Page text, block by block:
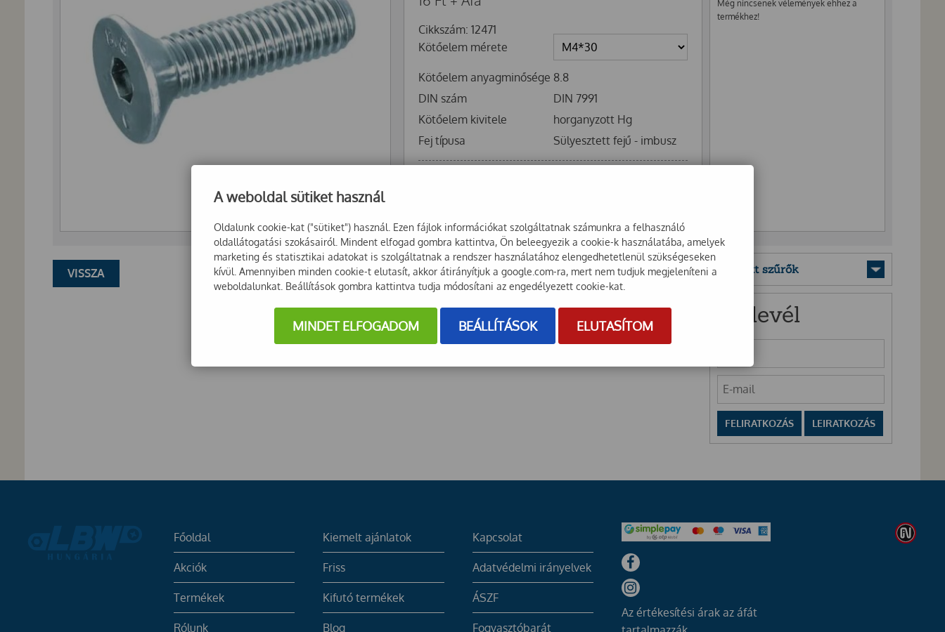
Cikkszám: 12471
Kötőelem mérete
Kötőelem anyagminősége 8.8
DIN szám
DIN 7991
Kötőelem kivitele
horganyzott Hg
Fej típusa
Sülyesztett fejű - imbusz
VISSZA
Még nincsenek vélemények ehhez a
termékhez!
Mentett szűrők
Hírlevél
Főoldal
Akciók
Termékek
Rólunk
Kiemelt ajánlatok
Friss
Kifutó termékek
Blog
Kapcsolat
Adatvédelmi irányelvek
ÁSZF
Fogyasztóbarát
Az értékesítési árak az áfát
A weboldal sütiket használ
Oldalunk cookie-kat ("sütiket") használ. Ezen fájlok információkat szolgáltatnak számunkra a felhasználó
oldallátogatási szokásairól. Mindent elfogad gombra kattintva, Ön beleegyezik a cookie-k használatába, amelyek
marketing és statisztikai adatokat is szolgáltatnak a rendszer használatához elengedhetetlenül szükségeseken
kívül. Amennyiben minden cookie-t elutasít, akkor átirányítjuk a google.com-ra, mert nem tudjuk megjeleníteni a
weboldalunkat. Beállítások gombra kattintva tudja módosítani az engedélyezett cookie-kat.
MINDET ELFOGADOM BEÁLLÍTÁSOK ELUTASÍTOM